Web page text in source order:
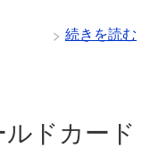
続きを読む
ドカード